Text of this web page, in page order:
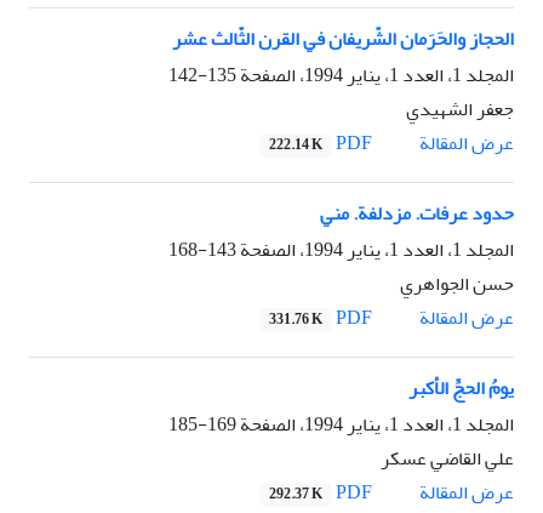
الحجاز والحَرَمان الشّريفان في القرن الثّالث عشر
المجلد 1، العدد 1، يناير 1994، الصفحة
135-142
جعفر الشهيدي
عرض المقالة
222.14 K
حدود عرفات. مزدلفة. مني
المجلد 1، العدد 1، يناير 1994، الصفحة
143-168
حسن الجواهري
عرض المقالة
331.76 K
يومُ الحجِّ الأکبر
المجلد 1، العدد 1، يناير 1994، الصفحة
169-185
علي القاضي عسکر
عرض المقالة
292.37 K